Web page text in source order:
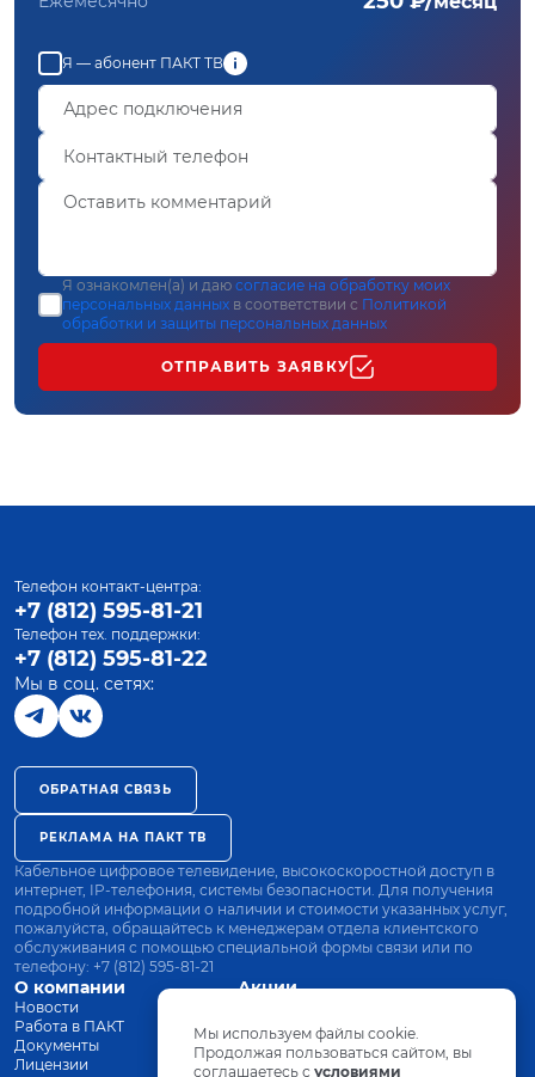
Я — абонент ПАКТ ТВ
Я ознакомлен(а) и даю согласие на обработку моих
персональных данных в соответствии с Политикой
обработки и защиты персональных данных
ОТПРАВИТЬ ЗАЯВКУ
О компании
Новости
Работа в ПАКТ
Документы
Лицензии
Акции
Оплата
Оборудование
Телефон контакт-центра:
+7 (812) 595-81-21
Телефон тех. поддержки:
+7 (812) 595-81-22
Мы в соц. сетях:
ОБРАТНАЯ СВЯЗЬ
РЕКЛАМА НА ПАКТ ТВ
Кабельное цифровое телевидение, высокоскоростной доступ в
интернет, IP-телефония, системы безопасности. Для получения
подробной информации о наличии и стоимости указанных услуг,
пожалуйста, обращайтесь к менеджерам отдела клиентского
обслуживания с помощью специальной формы связи или по
телефону: +7 (812) 595-81-21
Мы используем файлы cookie.
Продолжая пользоваться сайтом, вы
соглашаетесь с условиями